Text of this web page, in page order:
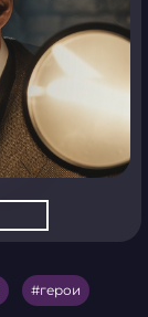
герои